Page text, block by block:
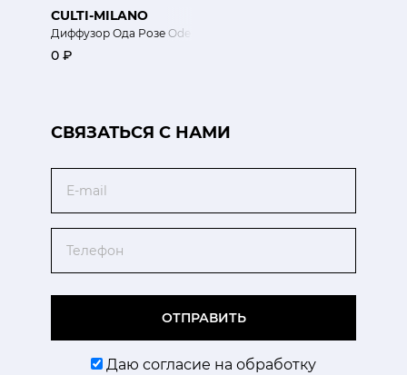
CULTI-MILANO
Диффузор Ода Розе Ode Rosae 250мл
0 ₽
CВЯЗАТЬСЯ С НАМИ
ОТПРАВИТЬ
Даю согласие на обработку